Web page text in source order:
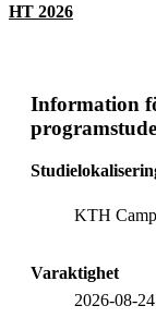
HT 2026
Information
KTH
Varaktighet
2026-08-24